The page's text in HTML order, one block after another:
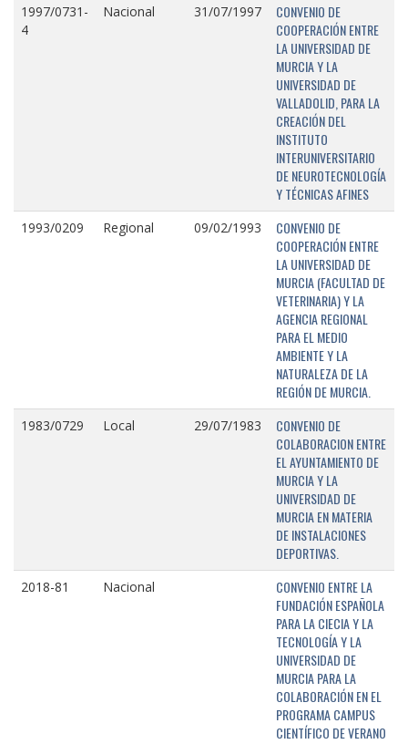
1997/0731-
4
Nacional 31/07/1997
CONVENIO DE
COOPERACIÓN ENTRE
LA UNIVERSIDAD DE
MURCIA Y LA
UNIVERSIDAD DE
VALLADOLID, PARA LA
CREACIÓN DEL
INSTITUTO
INTERUNIVERSITARIO
DE NEUROTECNOLOGÍA
Y TÉCNICAS AFINES
1993/0209 Regional 09/02/1993
CONVENIO DE
COOPERACIÓN ENTRE
LA UNIVERSIDAD DE
MURCIA (FACULTAD DE
VETERINARIA) Y LA
AGENCIA REGIONAL
PARA EL MEDIO
AMBIENTE Y LA
NATURALEZA DE LA
REGIÓN DE MURCIA.
1983/0729 Local 29/07/1983
CONVENIO DE
COLABORACION ENTRE
EL AYUNTAMIENTO DE
MURCIA Y LA
UNIVERSIDAD DE
MURCIA EN MATERIA
DE INSTALACIONES
DEPORTIVAS.
2018-81 Nacional
CONVENIO ENTRE LA
FUNDACIÓN ESPAÑOLA
PARA LA CIECIA Y LA
TECNOLOGÍA Y LA
UNIVERSIDAD DE
MURCIA PARA LA
COLABORACIÓN EN EL
PROGRAMA CAMPUS
CIENTÍFICO DE VERANO